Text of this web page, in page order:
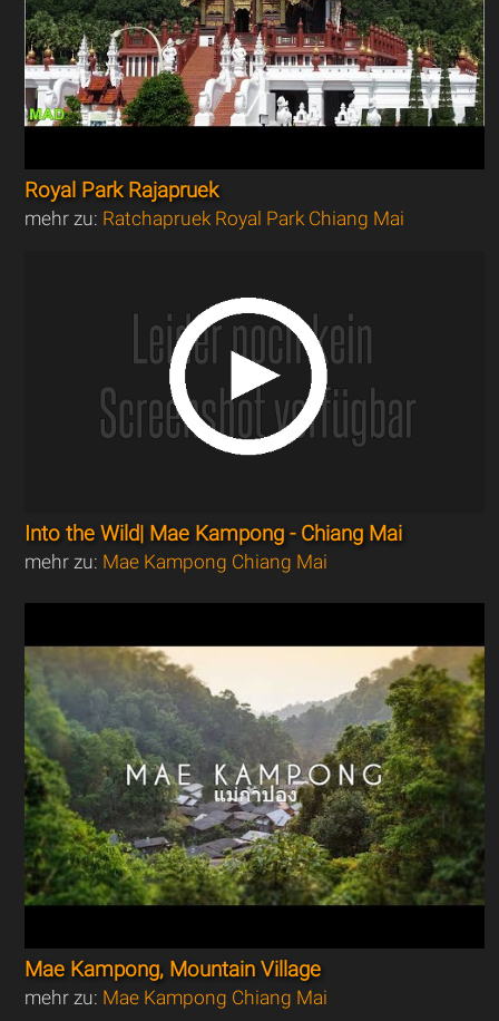
Royal Park Rajapruek
mehr zu: Ratchapruek Royal Park Chiang Mai
Into the Wild| Mae Kampong - Chiang Mai
mehr zu: Mae Kampong Chiang Mai
Mae Kampong, Mountain Village
mehr zu: Mae Kampong Chiang Mai